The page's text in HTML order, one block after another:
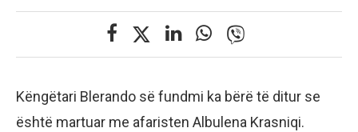
Këngëtari Blerando së fundmi ka bërë të ditur se
është martuar me afaristen Albulena Krasniqi.